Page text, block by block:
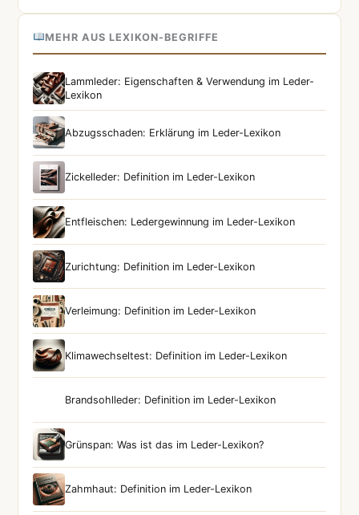
MEHR AUS LEXIKON-BEGRIFFE
Lammleder: Eigenschaften & Verwendung im Leder-
Lexikon
Abzugsschaden: Erklärung im Leder-Lexikon
Zickelleder: Definition im Leder-Lexikon
Entfleischen: Ledergewinnung im Leder-Lexikon
Zurichtung: Definition im Leder-Lexikon
Verleimung: Definition im Leder-Lexikon
Klimawechseltest: Definition im Leder-Lexikon
Brandsohlleder: Definition im Leder-Lexikon
Grünspan: Was ist das im Leder-Lexikon?
Zahmhaut: Definition im Leder-Lexikon